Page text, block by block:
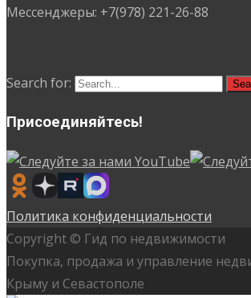
Мессенджеры: +7(978) 221-26-88
Search for:
Присоединяйтесь!
Политика конфиденциальности
Copyright © Гид по недвижимости
Покупка, продажа и управление
Крыму и Севастополе